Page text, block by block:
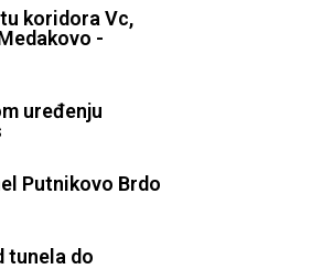
koridora Vc,
-
uređenju
Putnikovo Brdo
tunela do